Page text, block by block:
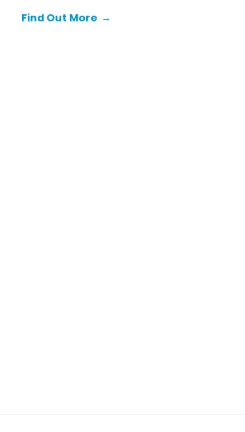
的效率，这将增强法国公共债务的可持续性
Find Out More →